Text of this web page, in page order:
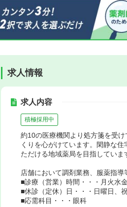
求人情報
求人内容
積極採用中
約10の医療機関より処方箋を受
くりを心がけています。閑静な
ただける地域薬局を目指していま
店舗において調剤業務、服薬指導
■診療（営業）時間・・・月火水
■休診（定休）日・・・日曜日、
■応需科目・・・眼科